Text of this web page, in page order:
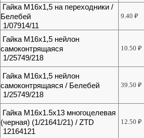
Гайка М16х1,5 на переходники /
Белебей
1/07914/11
9.40₽
Гайка М16х1,5 нейлон
самоконтрящаяся
1/25749/218
10.50₽
Гайка М16х1,5 нейлон
самоконтрящаяся / Белебей
1/25749/218
39.50₽
Гайка М16х1.5х13 многоцелевая
(черная) (1/21641/21) / ZTD
12164121
12.50₽